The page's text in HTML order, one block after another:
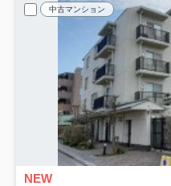
中古マンション
NEW